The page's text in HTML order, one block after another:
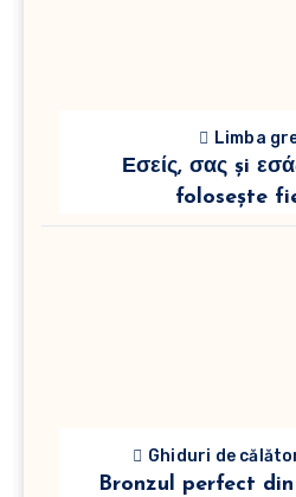
Limba
Εσείς, σας și
folosește
Ghiduri de
Bronzul perfect